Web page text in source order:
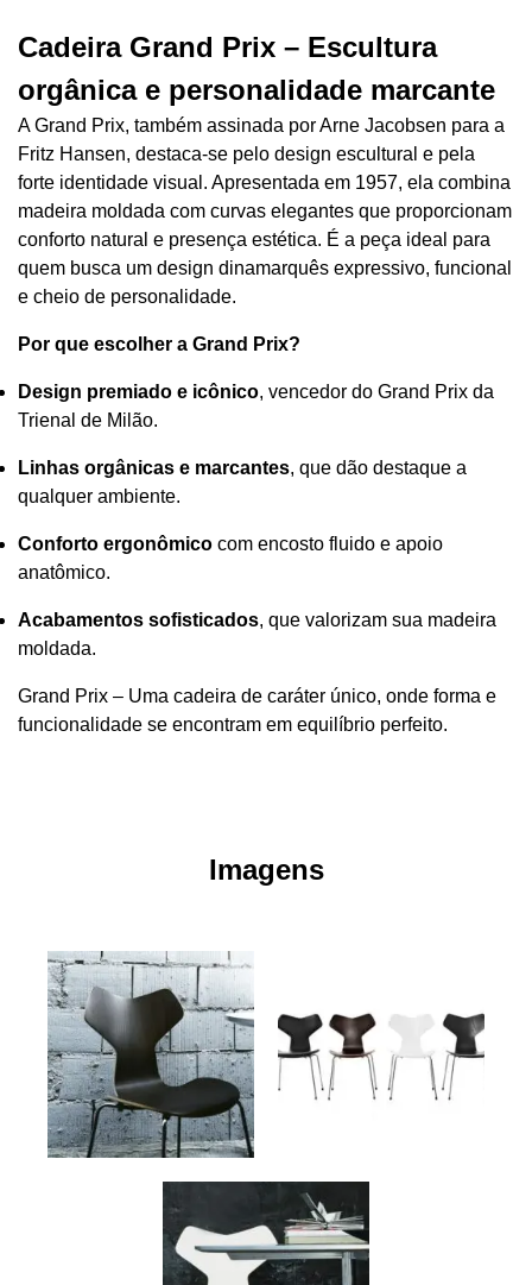
Cadeira Grand Prix – Escultura
orgânica e personalidade marcante
A Grand Prix, também assinada por Arne Jacobsen para a
Fritz Hansen, destaca-se pelo design escultural e pela
forte identidade visual. Apresentada em 1957, ela combina
madeira moldada com curvas elegantes que proporcionam
conforto natural e presença estética. É a peça ideal para
quem busca um design dinamarquês expressivo, funcional
e cheio de personalidade.
Por que escolher a Grand Prix?
Design premiado e icônico, vencedor do Grand Prix da
Trienal de Milão.
Linhas orgânicas e marcantes, que dão destaque a
qualquer ambiente.
Conforto ergonômico com encosto fluido e apoio
anatômico.
Acabamentos sofisticados, que valorizam sua madeira
moldada.
Grand Prix – Uma cadeira de caráter único, onde forma e
funcionalidade se encontram em equilíbrio perfeito.
Imagens